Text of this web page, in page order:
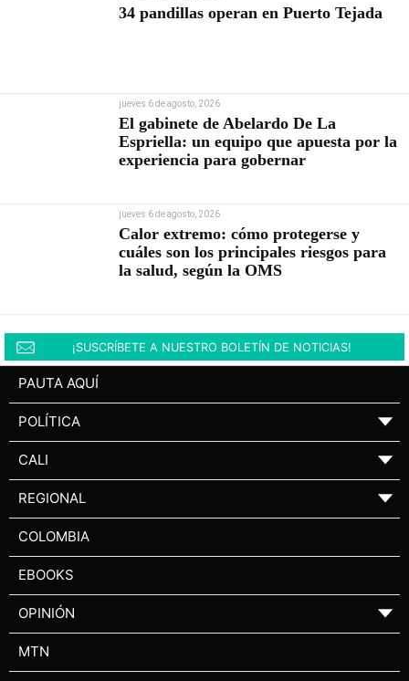
34 pandillas operan en Puerto Tejada
jueves 6 de agosto, 2026
El gabinete de Abelardo De La
Espriella: un equipo que apuesta por la
experiencia para gobernar
jueves 6 de agosto, 2026
Calor extremo: cómo protegerse y
cuáles son los principales riesgos para
la salud, según la OMS
¡SUSCRÍBETE A NUESTRO BOLETÍN DE NOTICIAS!
PAUTA AQUÍ
POLÍTICA ▼
CALI ▼
REGIONAL ▼
COLOMBIA
EBOOKS
OPINIÓN ▼
MTN